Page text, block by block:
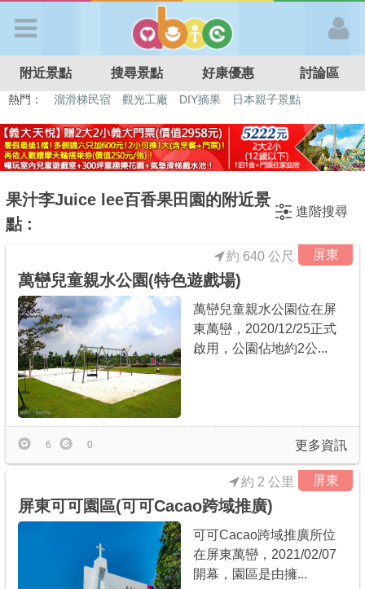
APP登入
首 頁
最新消息
最新留言
商家合作
推薦景點
討論區
聯絡我們
附近景點 搜尋景點 好康優惠 討論區
熱門： 溜滑梯民宿 觀光工廠 DIY摘果
日本親子景點
果汁李Juice lee百香果田園的附近景
點 :
進階搜尋
屏東
約 640 公尺
萬巒兒童親水公園(特色遊戲場)
萬巒兒童親水公園位在屏
東萬巒，2020/12/25正式
啟用，公園佔地約2公...
更多資訊
6 0
屏東
約 2 公里
屏東可可園區(可可Cacao跨域推廣)
可可Cacao跨域推廣所位
在屏東萬巒，2021/02/07
開幕，園區是由擁...